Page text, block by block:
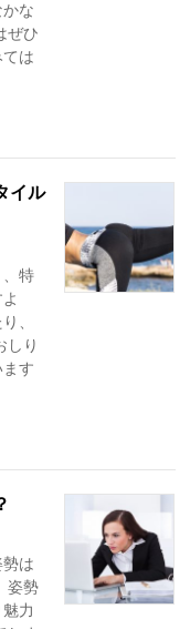
な
ぜひ
は
イル
、特
、
しり
す
は
姿勢
力